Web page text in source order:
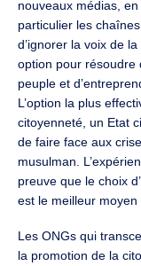
nouveaux médias,
particulier les
d’ignorer la voix de
option pour résoudre
peuple et
L’option la plus
citoyenneté, un Etat
de faire face aux
musulman.
preuve que le choix
est le meilleur
Les ONGs qui
la promotion de la